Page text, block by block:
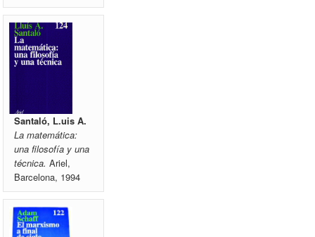
Santaló, L.uis A.
La matemática:
una filosofía y una
técnica. Ariel,
Barcelona, 1994